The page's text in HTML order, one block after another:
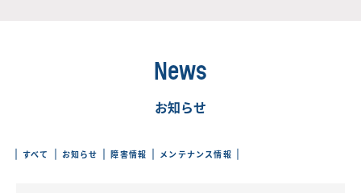
News
お知らせ
すべて お知らせ 障害情報 メンテナンス情報